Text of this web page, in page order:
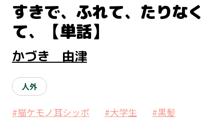
すきで、ふれて、たりなく
て、【単話】
かづき 由津
人外
#猫ケモノ耳シッポ #大学生
#黒髪